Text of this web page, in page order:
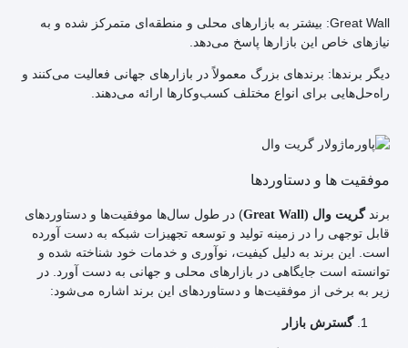
Great Wall: بیشتر به بازارهای محلی و منطقه‌ای متمرکز شده و به
نیازهای خاص این بازارها پاسخ می‌دهد.
دیگر برندها: برندهای بزرگ معمولاً در بازارهای جهانی فعالیت می‌کنند و
راه‌حل‌هایی برای انواع مختلف کسب‌وکارها ارائه می‌دهند.
موفقیت ها و دستاوردها
برندگریت وال (Great Wall
) در طول سال‌ها موفقیت‌ها و دستاوردهای
قابل توجهی را در زمینه تولید و توسعه تجهیزات شبکه به دست آورده
است. این برند به دلیل کیفیت، نوآوری و خدمات خود شناخته شده و
توانسته است جایگاهی در بازارهای محلی و جهانی به دست آورد. در
زیر به برخی از موفقیت‌ها و دستاوردهای این برند اشاره می‌شود:
گسترش بازار